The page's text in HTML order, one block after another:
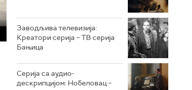
Заводљива телевизија:
Креатори серија – ТВ серија
Бањица
Серија са аудио-
дескрипцијом: Нобеловац –